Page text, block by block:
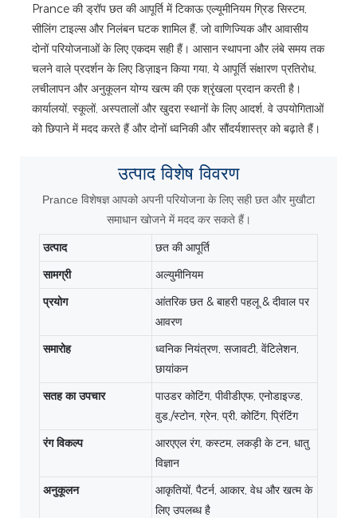
Prance की ड्रॉप छत की आपूर्ति में टिकाऊ एल्यूमीनियम ग्रिड सिस्टम,
सीलिंग टाइल्स और निलंबन घटक शामिल हैं, जो वाणिज्यिक और आवासीय
दोनों परियोजनाओं के लिए एकदम सही हैं। आसान स्थापना और लंबे समय तक
चलने वाले प्रदर्शन के लिए डिज़ाइन किया गया, ये आपूर्ति संक्षारण प्रतिरोध,
लचीलापन और अनुकूलन योग्य खत्म की एक श्रृंखला प्रदान करती है।
कार्यालयों, स्कूलों, अस्पतालों और खुदरा स्थानों के लिए आदर्श, वे उपयोगिताओं
को छिपाने में मदद करते हैं और दोनों ध्वनिकी और सौंदर्यशास्त्र को बढ़ाते हैं।
उत्पादविशेष विवरण
Prance विशेषज्ञ आपको अपनी परियोजना के लिए सही छत और मुखौटा
समाधान खोजने में मदद कर सकते हैं।
उत्पाद
छत की आपूर्ति
सामग्री
अल्युमीनियम
प्रयोग
आंतरिक छत & बाहरी पहलू & दीवाल पर
आवरण
समारोह
ध्वनिक नियंत्रण, सजावटी, वेंटिलेशन,
छायांकन
सतह का उपचार
पाउडर कोटिंग, पीवीडीएफ, एनोडाइज्ड,
वुड,/स्टोन, ग्रेन, प्री, कोटिंग, प्रिंटिंग
रंग विकल्प
आरएएल रंग, कस्टम, लकड़ी के टन, धातु
विज्ञान
अनुकूलन
आकृतियों, पैटर्न, आकार, वेध और खत्म के
लिए उपलब्ध है